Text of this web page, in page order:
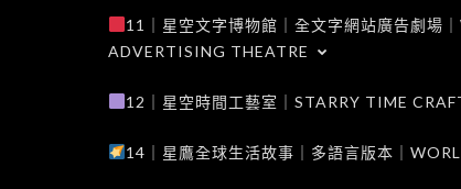
11｜星空文字博物館｜全文字網站廣告劇場
ADVERTISING THEATRE
12｜星空時間工藝室｜STARRY TIME
14｜星鷹全球生活故事｜多語言版本｜